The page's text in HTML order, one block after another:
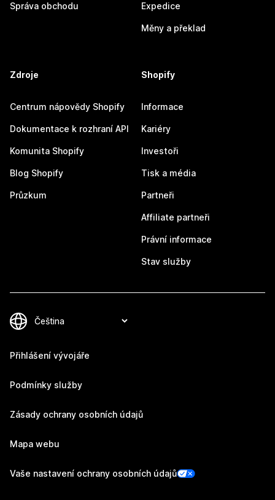
Správa obchodu Expedice
Měny a překlad
Zdroje
Centrum nápovědy Shopify
Dokumentace k rozhraní API
Komunita Shopify
Blog Shopify
Průzkum
Shopify
Informace
Kariéry
Investoři
Tisk a média
Partneři
Affiliate partneři
Právní informace
Stav služby
Přihlášení vývojáře
Podmínky služby
Zásady ochrany osobních údajů
Mapa webu
Vaše nastavení ochrany osobních údajů